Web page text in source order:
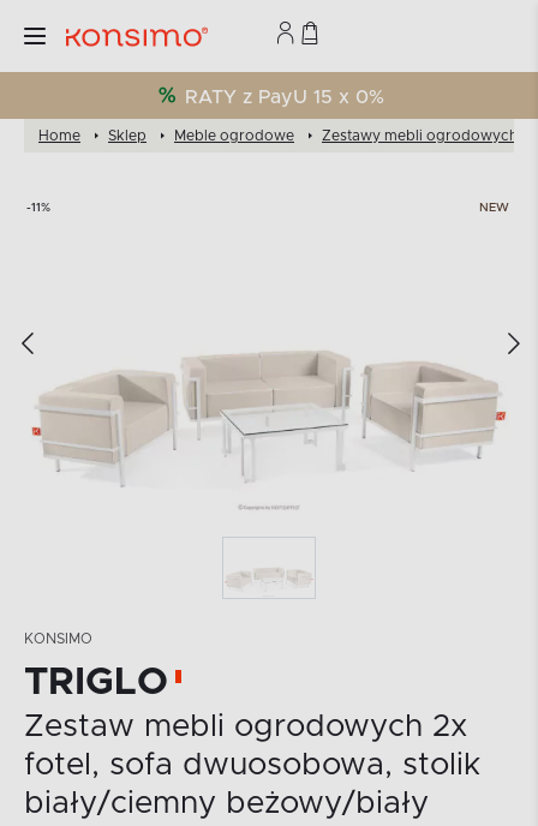
RATY z PayU 15 x 0%
Home Sklep Meble ogrodowe Zestawy mebli ogrodowych
NEW
-11%
KONSIMO
TRIGLO
Zestaw mebli ogrodowych 2x
fotel, sofa dwuosobowa, stolik
biały/ciemny beżowy/biały